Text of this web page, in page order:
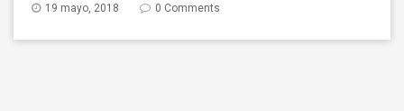
19 mayo, 2018 0 Comments